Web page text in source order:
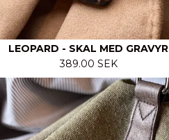
LEOPARD - SKAL MED GRAVYR
389.00 SEK